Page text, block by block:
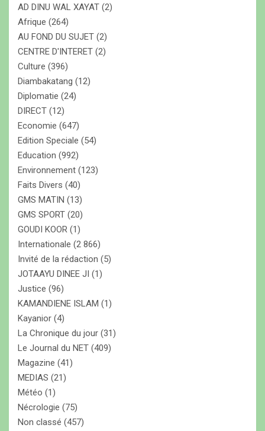
e
r
AD DINU WAL XAYAT (2)
Afrique (264)
AU FOND DU SUJET (2)
CENTRE D'INTERET (2)
Culture (396)
Diambakatang (12)
Diplomatie (24)
DIRECT (12)
Economie (647)
Edition Speciale (54)
Education (992)
Environnement (123)
Faits Divers (40)
GMS MATIN (13)
GMS SPORT (20)
GOUDI KOOR (1)
Internationale (2 866)
Invité de la rédaction (5)
JOTAAYU DINEE JI (1)
Justice (96)
KAMANDIENE ISLAM (1)
Kayanior (4)
La Chronique du jour (31)
Le Journal du NET (409)
Magazine (41)
MEDIAS (21)
Météo (1)
Nécrologie (75)
Non classé (457)